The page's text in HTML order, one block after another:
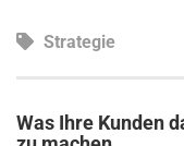
Strategie
Was Ihre Kunden